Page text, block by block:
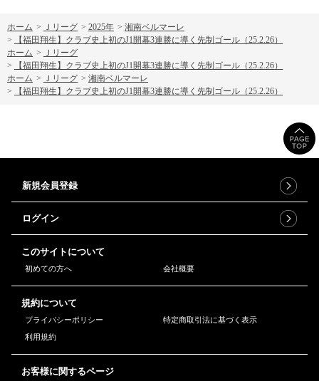
ホーム > Ｊリーグ > 2025年 > 湘南ベルマーレ
>
【福田翔生】クラブ史上初のJ1開幕3連勝に導く先制ゴール（25.2.26）
ホーム > Ｊリーグ
>
【福田翔生】クラブ史上初のJ1開幕3連勝に導く先制ゴール（25.2.26）
ホーム > Ｊリーグ > 湘南ベルマーレ
>
【福田翔生】クラブ史上初のJ1開幕3連勝に導く先制ゴール（25.2.26）
新規会員登録
ログイン
このサイトについて
初めての方へ 会社概要
規約について
プライバシーポリシー
特定商取引法に基づく表示
利用規約
お客様に関するページ